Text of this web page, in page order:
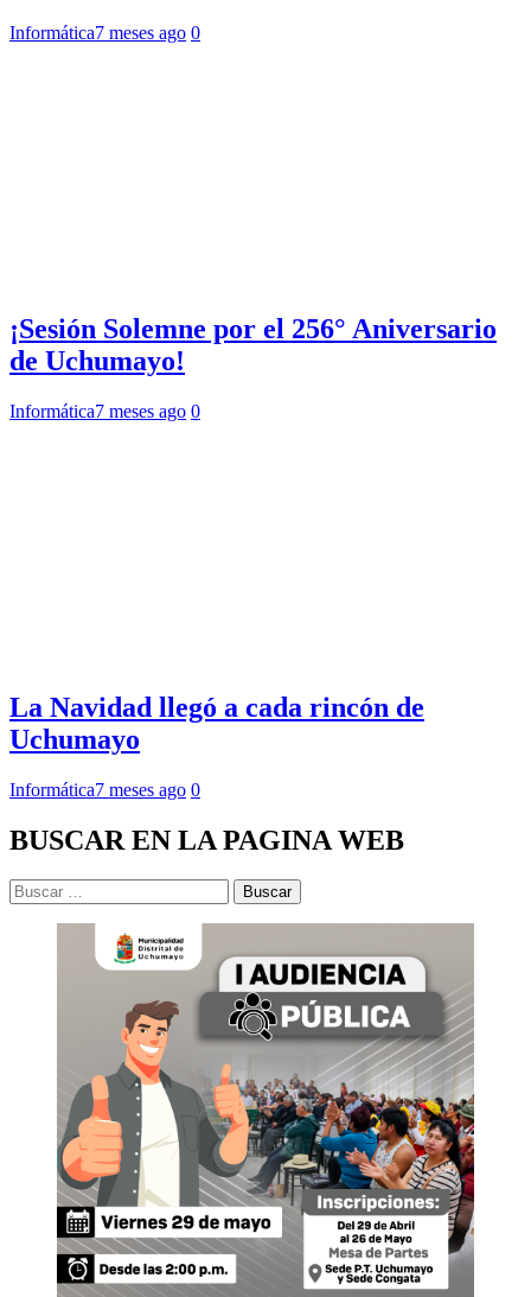
Informática7 meses ago 0
¡Sesión Solemne por el 256° Aniversario
de Uchumayo!
Informática7 meses ago 0
La Navidad llegó a cada rincón de
Uchumayo
Informática7 meses ago 0
BUSCAR EN LA PAGINA WEB
Buscar: